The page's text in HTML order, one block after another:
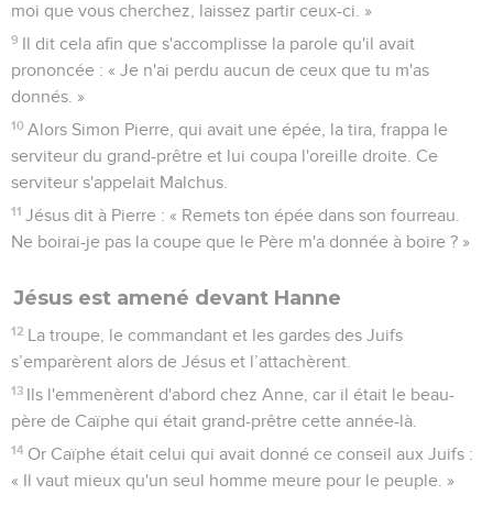
moi que vous cherchez, laissez partir ceux-ci. »
9 Il dit cela afin que s'accomplisse la parole qu'il avait
prononcée : « Je n'ai perdu aucun de ceux que tu m'as
donnés. »
10 Alors Simon Pierre, qui avait une épée, la tira, frappa le
serviteur du grand-prêtre et lui coupa l'oreille droite. Ce
serviteur s'appelait Malchus.
11 Jésus dit à Pierre : « Remets ton épée dans son fourreau.
Ne boirai-je pas la coupe que le Père m'a donnée à boire ? »
Jésus est amené devant Hanne
12 La troupe, le commandant et les gardes des Juifs
s’emparèrent alors de Jésus et l’attachèrent.
13 Ils l'emmenèrent d'abord chez Anne, car il était le beau-
père de Caïphe qui était grand-prêtre cette année-là.
14 Or Caïphe était celui qui avait donné ce conseil aux Juifs :
« Il vaut mieux qu'un seul homme meure pour le peuple. »